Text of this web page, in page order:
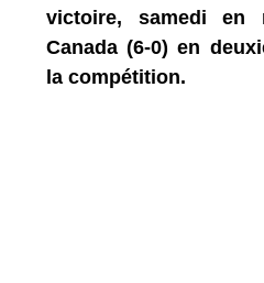
victoire, samedi en
Canada (6-0) en
la compétition.